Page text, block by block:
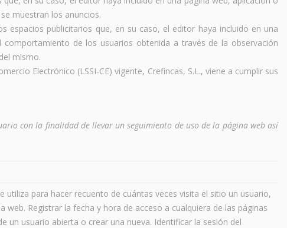
muestran los anuncios.
espacios publicitarios que, en su caso, el editor haya incluido en una
de los usuarios obtenida a través de la observación
mismo.
Electrónico (LSSI-CE) vigente, Crefincas, S.L., viene a cumplir sus
con la finalidad de llevar un seguimiento de uso de la página web así
utiliza para hacer recuento de cuántas veces visita el sitio un usuario,
Registrar la fecha y hora de acceso a cualquiera de las páginas
un usuario abierta o crear una nueva. Identificar la sesión del